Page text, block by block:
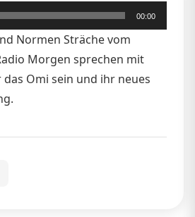
00:00
Normen Sträche vom
Morgen sprechen mit
das Omi sein und ihr neues